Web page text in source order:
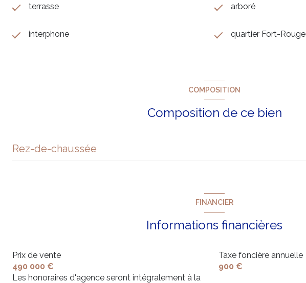
terrasse arboré
interphone quartier Fort-Rouge
COMPOSITION
Composition de ce bien
Rez-de-chaussée
FINANCIER
Informations financières
Prix de vente
490 000 €
Les honoraires d'agence seront intégralement à la
Taxe foncière annuelle
900 €